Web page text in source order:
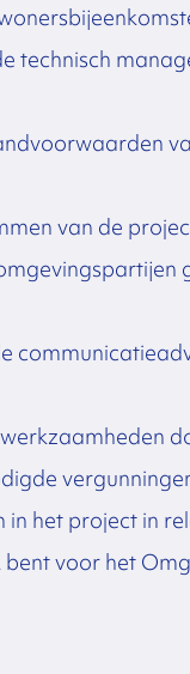
technisch
van de
in het project in
voor het